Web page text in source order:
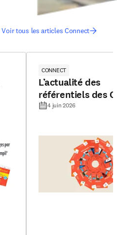
Voir tous les articles Connect
CONNECT
L’actualité des
référentiels des
4 juin 2026